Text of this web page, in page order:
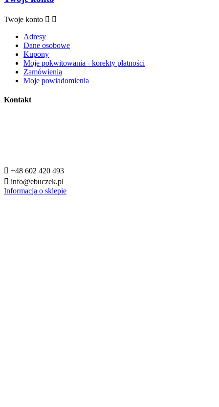
Twoje konto  
Adresy
Dane osobowe
Kupony
Moje pokwitowania - korekty płatności
Zamówienia
Moje powiadomienia
Kontakt
 +48 602 420 493
 info@ebuczek.pl
Informacja o sklepie